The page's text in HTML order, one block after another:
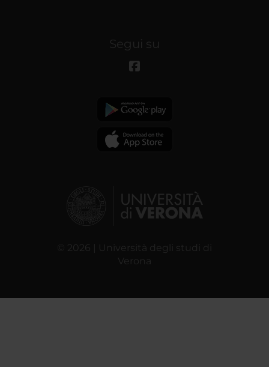
Segui su
© 2026 | Università degli studi di
Verona